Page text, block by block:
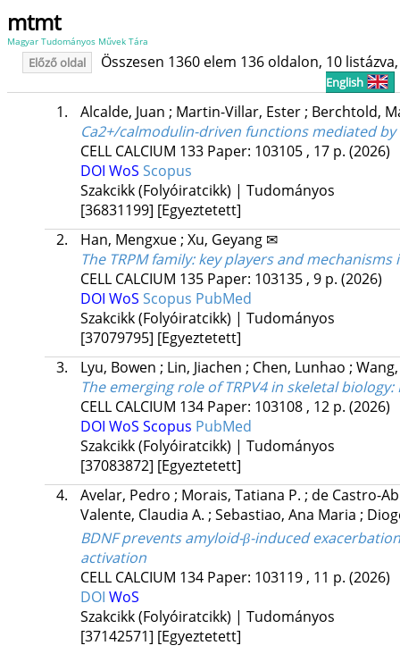
mtmt
Magyar Tudományos Művek Tára
Előző oldal Összesen 1360 elem 136 oldalon, 10
English
1. Alcalde, Juan ; Martin-Villar, Ester; Berchtold,
Ca2+/calmodulin-driven functions mediated
CELL CALCIUM 133 Paper: 103105 , 17 p. (2026)
DOI WoS Scopus
Szakcikk (Folyóiratcikk) | Tudományos
[36831199] [Egyeztetett]
2.
Han, Mengxue; Xu, Geyang ✉
The TRPM family: key players and
CELL CALCIUM 135 Paper: 103135 , 9 p. (2026)
DOI WoS Scopus PubMed
Szakcikk (Folyóiratcikk) | Tudományos
[37079795] [Egyeztetett]
3.
Lyu, Bowen ; Lin, Jiachen ; Chen, Lunhao ;
The emerging role of TRPV4 in skeletal
CELL CALCIUM 134 Paper: 103108 , 12 p. (2026)
DOI WoS Scopus PubMed
Szakcikk (Folyóiratcikk) | Tudományos
[37083872] [Egyeztetett]
4.
Avelar, Pedro ; Morais, Tatiana P. ; de Castro-
Valente, Claudia A. ; Sebastiao, Ana Maria ;
BDNF prevents amyloid-β-induced
activation
CELL CALCIUM 134 Paper: 103119 , 11 p. (2026)
DOI WoS
Szakcikk (Folyóiratcikk) | Tudományos
[37142571] [Egyeztetett]